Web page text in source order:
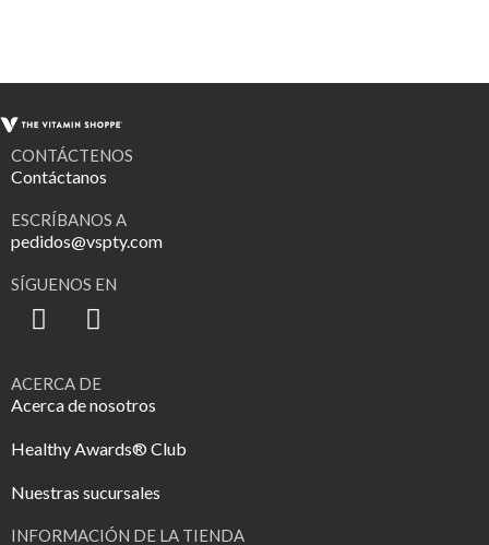
CONTÁCTENOS
Contáctanos
ESCRÍBANOS A
pedidos@vspty.com
SÍGUENOS EN
ACERCA DE
Acerca de nosotros
Healthy Awards® Club
Nuestras sucursales
INFORMACIÓN DE LA TIENDA